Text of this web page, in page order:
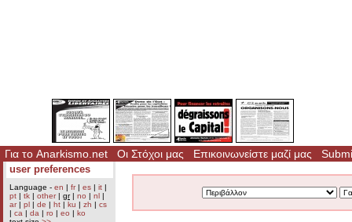
Για το Anarkismo.net Οι Στόχοι μας Επικοινωνείστε μαζί μας
user preferences
Language - en | fr| es | it |
pt | tk | other| gr| no | nl |
ar| pl | de | ht | ku | zh | cs
| ca | da | ro | eo | ko